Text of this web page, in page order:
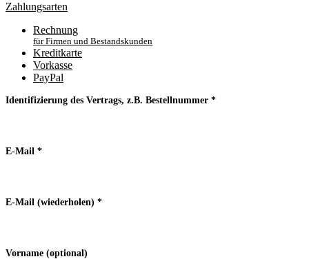
Zahlungsarten
Rechnung
für Firmen und Bestandskunden
Kreditkarte
Vorkasse
PayPal
Identifizierung des Vertrags, z.B. Bestellnummer *
E-Mail *
E-Mail (wiederholen) *
Vorname (optional)